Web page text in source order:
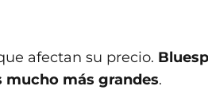
afectan su precio.
mucho más grandes.